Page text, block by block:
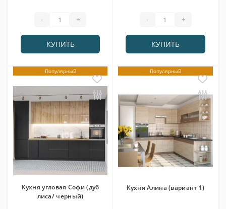
- +
КУПИТЬ
- +
КУПИТЬ
Популярный
Кухня угловая Софи (дуб
лиса/ черный)
Популярный
Кухня Алина (вариант 1)